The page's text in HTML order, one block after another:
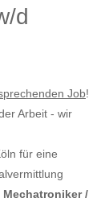
d
Job!
Arbeit - wir
für eine
Mechatroniker /